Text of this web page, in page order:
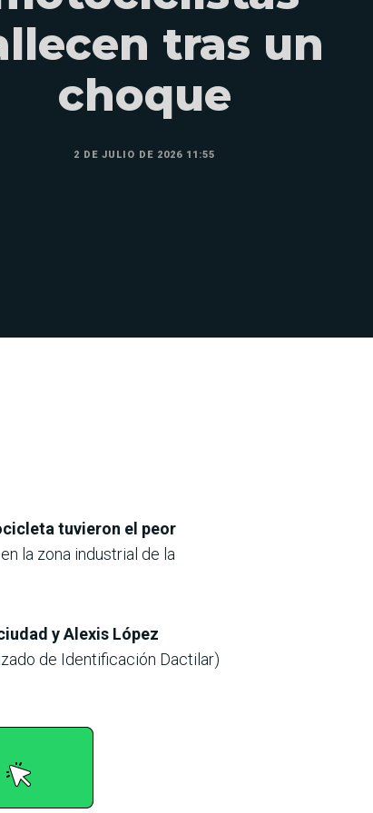
tras un
choque
2 DE JULIO DE 2026 11:55
tuvieron el peor
la zona industrial de la
y Alexis López
de Identificación Dactilar)